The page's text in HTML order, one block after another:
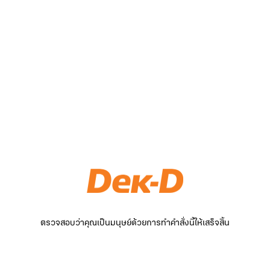
ตรวจสอบว่าคุณเป็นมนุษย์ด้วยการทำคำสั่งนี้ให้เสร็จสิ้น